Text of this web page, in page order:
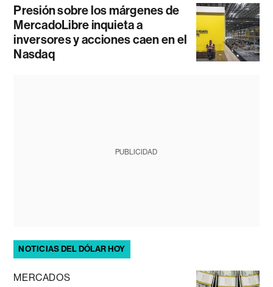
Presión sobre los márgenes de
MercadoLibre inquieta a
inversores y acciones caen en el
Nasdaq
PUBLICIDAD
NOTICIAS DEL DÓLAR HOY
MERCADOS